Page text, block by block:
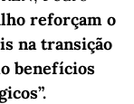
reforçam o
na transição
benefícios